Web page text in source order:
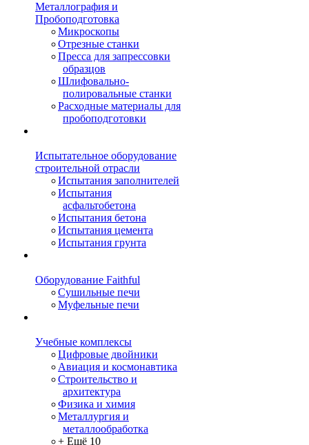
Металлография и
Пробоподготовка
Микроскопы
Отрезные станки
Пресса для запрессовки
образцов
Шлифовально-
полировальные станки
Расходные материалы для
пробоподготовки
Испытательное оборудование
строительной отрасли
Испытания заполнителей
Испытания
асфальтобетона
Испытания бетона
Испытания цемента
Испытания грунта
Оборудование Faithful
Сушильные печи
Муфельные печи
Учебные комплексы
Цифровые двойники
Авиация и космонавтика
Строительство и
архитектура
Физика и химия
Металлургия и
металлообработка
+ Ещё 10